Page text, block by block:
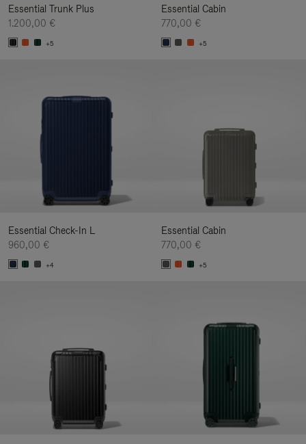
Essential Trunk Plus
1.200,00 €
+5
Essential Cabin
770,00 €
+5
Essential Check-In L
960,00 €
+4
Essential Cabin
770,00 €
+5